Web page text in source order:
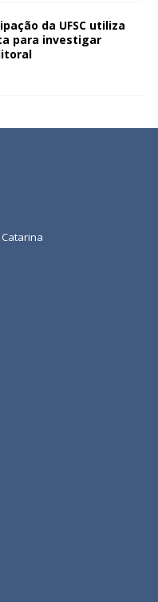
da UFSC utiliza
para investigar